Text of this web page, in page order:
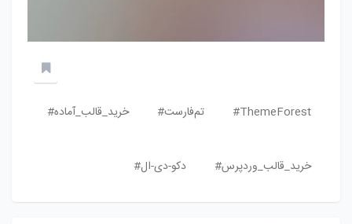
ThemeForest# تم‌فارست# خرید_قالب_آماده#
خرید_قالب_وردپرس# دکو-دی-ال#